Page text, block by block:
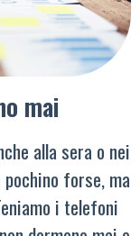
mai
alla sera o nei
forse, ma
i telefoni